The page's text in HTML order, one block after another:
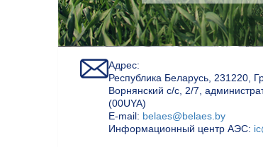
Адрес:
Республика Беларусь, 231220,
Ворнянский с/с, 2/7,
(00UYA)
Е-mail: belaes@belaes.by
Информационный центр АЭС: